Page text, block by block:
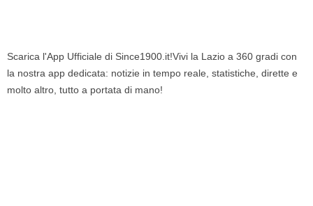
Scarica l'App Ufficiale di Since1900.it!Vivi la Lazio a 360 gradi con
la nostra app dedicata: notizie in tempo reale, statistiche, dirette e
molto altro, tutto a portata di mano!